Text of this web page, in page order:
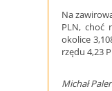
Na
PLN, choć
okolice
rzędu 4,23
Michał